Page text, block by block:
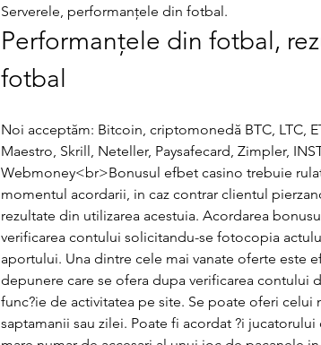
Serverele, performanțele din fotbal.
Performanțele din fotbal,
fotbal
Noi acceptăm: Bitcoin, criptomonedă BTC, LTC,
Maestro, Skrill, Neteller, Paysafecard, Zimpler,
Webmoney<br>Bonusul efbet casino trebuie
momentul acordarii, in caz contrar clientul
rezultate din utilizarea acestuia. Acordarea
verificarea contului solicitandu-se fotocopia
aportului. Una dintre cele mai vanate oferte este
depunere care se ofera dupa verificarea contului
func?ie de activitatea pe site. Se poate oferi celui
saptamanii sau zilei. Poate fi acordat ?i